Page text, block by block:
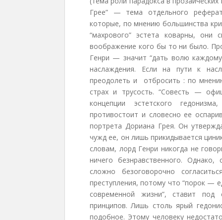
Грее” — тема отдельного
которые, по мнению большинства
“махрового” эстета коварны,
воображение кого бы то ни было.
Генри — значит “дать волю
наслаждения. Если на пути к
преодолеть и отбросить : по
страх и трусость. “Совесть —
концепции эстетского
противостоит и словесно ее
портрета Дориана Грея. Он
чужд ее, он лишь прикидывается
словам, лорд Генри никогда не
ничего безнравственного.
сложно безоговорочно
преступления, потому что “порок —
современной жизни”, ставит под
принципов. Лишь столь ярый
подобное. Этому человеку